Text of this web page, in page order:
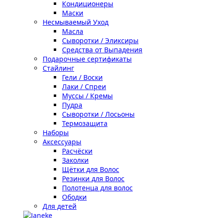
Кондиционеры
Маски
Несмываемый Уход
Масла
Сыворотки / Эликсиры
Средства от Выпадения
Подарочные сертификаты
Стайлинг
Гели / Воски
Лаки / Спреи
Муссы / Кремы
Пудра
Сыворотки / Лосьоны
Термозащита
Наборы
Аксессуары
Расчёски
Заколки
Щётки для Волос
Резинки для Волос
Полотенца для волос
Ободки
Для детей